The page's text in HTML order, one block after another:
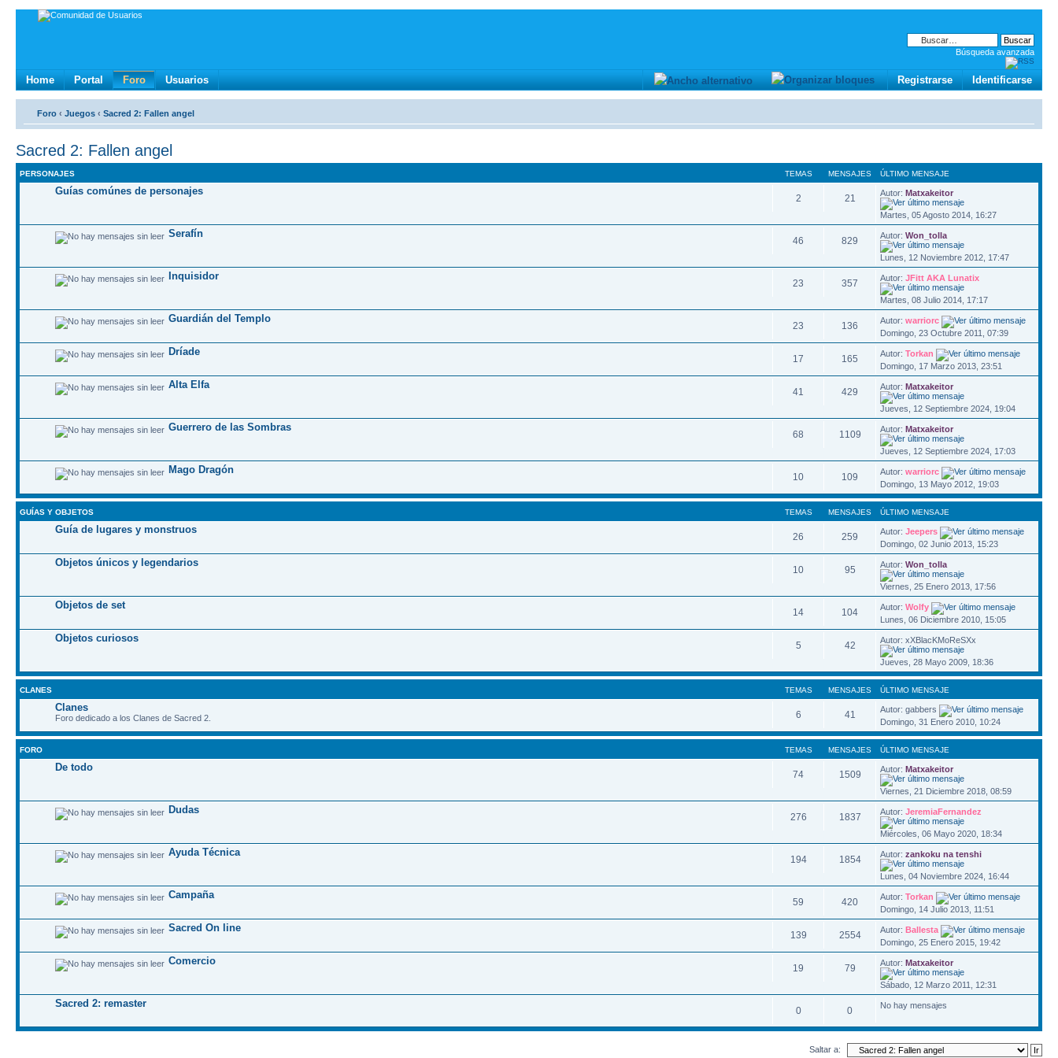
Búsqueda avanzada
Home Portal Foro Usuarios Identificarse
Registrarse
Foro ‹ Juegos ‹ Sacred 2: Fallen angel
Sacred 2: Fallen angel
PERSONAJES TEMAS MENSAJES ÚLTIMO MENSAJE
Guías comúnes de personajes
2 21 Autor:Matxakeitor
Martes, 05 Agosto 2014, 16:27
Serafín
46 829 Autor:Won_tolla
Lunes, 12 Noviembre 2012, 17:47
Inquisidor
23 357 Autor:JFitt AKA Lunatix
Martes, 08 Julio 2014, 17:17
Guardián del Templo
23 136 Autor:warriorc
Domingo, 23 Octubre 2011, 07:39
Dríade
17 165 Autor:Torkan
Domingo, 17 Marzo 2013, 23:51
Alta Elfa
41 429 Autor:Matxakeitor
Jueves, 12 Septiembre 2024, 19:04
Guerrero de las Sombras
68 1109 Autor:Matxakeitor
Jueves, 12 Septiembre 2024, 17:03
Mago Dragón
10 109 Autor:warriorc
Domingo, 13 Mayo 2012, 19:03
GUÍAS Y OBJETOS TEMAS MENSAJES ÚLTIMO MENSAJE
Guía de lugares y monstruos
26 259 Autor:Jeepers
Domingo, 02 Junio 2013, 15:23
Objetos únicos y legendarios
10 95 Autor:Won_tolla
Viernes, 25 Enero 2013, 17:56
Objetos de set
14 104 Autor:Wolfy
Lunes, 06 Diciembre 2010, 15:05
Objetos curiosos
5 42 Autor: xXBlacKMoReSXx
Jueves, 28 Mayo 2009, 18:36
CLANES TEMAS MENSAJES ÚLTIMO MENSAJE
Clanes
Foro dedicado a los Clanes de Sacred 2. 6 41
Autor: gabbers
Domingo, 31 Enero 2010, 10:24
FORO TEMAS MENSAJES ÚLTIMO MENSAJE
De todo
74 1509 Autor:Matxakeitor
Viernes, 21 Diciembre 2018, 08:59
Dudas
276 1837 Autor:JeremiaFernandez
Miércoles, 06 Mayo 2020, 18:34
Ayuda Técnica
194 1854 Autor:zankoku na tenshi
Lunes, 04 Noviembre 2024, 16:44
Campaña
59 420 Autor:Torkan
Domingo, 14 Julio 2013, 11:51
Sacred On line
139 2554 Autor:Ballesta
Domingo, 25 Enero 2015, 19:42
Comercio
19 79 Autor:Matxakeitor
Sábado, 12 Marzo 2011, 12:31
Sacred 2: remaster
0 0 No hay mensajes
Saltar a: